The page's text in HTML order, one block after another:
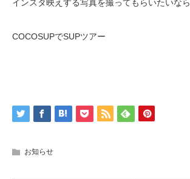
インスタ映えする写真を撮ってもらいたいなら
COCOSUPでSUPツアー
お知らせ